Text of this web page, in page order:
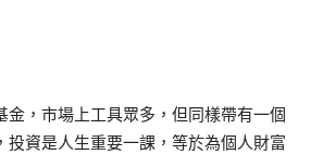
金，市場上工具眾多，但同樣帶有一個
投資是人生重要一課，等於為個人財富